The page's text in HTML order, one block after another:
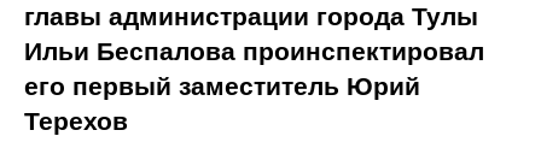
главы администрации города Тулы
Ильи Беспалова проинспектировал
его первый заместитель Юрий
Терехов